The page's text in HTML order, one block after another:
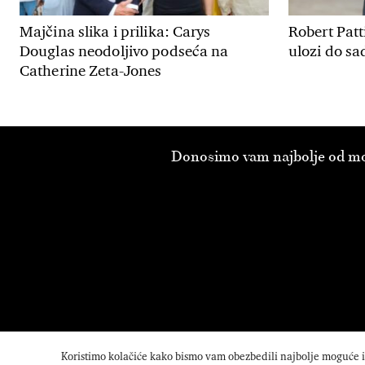
Majčina slika i prilika: Carys
Douglas neodoljivo podseća na
Catherine Zeta-Jones
Robert
ulozi do
Donosimo vam najbolje od
Koristimo kolačiće kako bismo vam obezbedili najbolje